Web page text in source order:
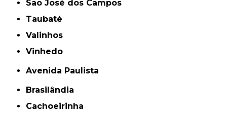
São José dos Campos
Taubaté
Valinhos
Vinhedo
Avenida Paulista
Brasilândia
Cachoeirinha